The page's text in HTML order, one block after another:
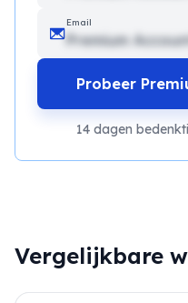
Email
Premium
Probeer
14 dagen
Vergelijkbare